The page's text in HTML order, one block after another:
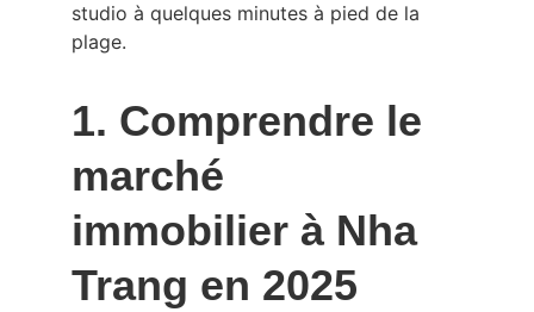
studio à quelques minutes à pied de la
plage.
1. Comprendre le
marché
immobilier à Nha
Trang en 2025